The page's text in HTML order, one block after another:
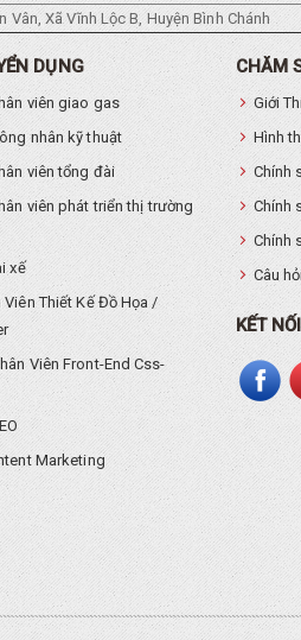
Vân, Xã Vĩnh Lộc B, Huyện Bình Chánh
DỤNG
viên giao gas
nhân kỹ thuật
viên tổng đài
viên phát triển thị trường
xế
Viên Thiết Kế Đồ Họa /
Viên Front-End Css-
Marketing
CHĂM
Giới
Hình
Chính
Chính
Chính
Câu
KẾT NỐI